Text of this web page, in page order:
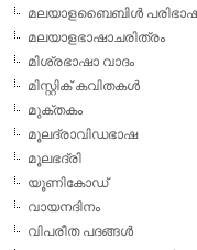
മലയാളബൈബിള്‍
മലയാളഭാഷാചരിത്രം
മിശ്രഭാഷാ വാദം
മിസ്റ്റിക് കവിതകള്‍
മുക്തകം
മൂലദ്രാവിഡഭാഷ
മൂലഭദ്രി
യൂണികോഡ്
വായനദിനം
വിപരീത പദങ്ങള്‍